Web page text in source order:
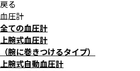
戻る
血圧計
全ての血圧計
上腕式血圧計
（腕に巻きつけるタイプ）
上腕式自動血圧計